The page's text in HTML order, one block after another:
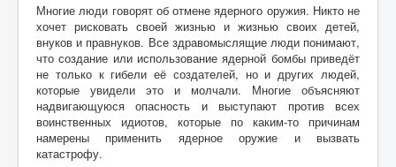
Многие люди говорят об отмене ядерного оружия. Никто не
хочет рисковать своей жизнью и жизнью своих детей,
внуков и правнуков. Все здравомыслящие люди понимают,
что создание или использование ядерной бомбы приведёт
не только к гибели её создателей, но и других людей,
которые увидели это и молчали. Многие объясняют
надвигающуюся опасность и выступают против всех
воинственных идиотов, которые по каким-то причинам
намерены применить ядерное оружие и вызвать
катастрофу.